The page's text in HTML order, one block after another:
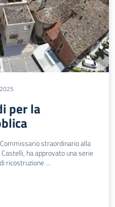
per la
straordinario alla
ha approvato una serie
ricostruzione …